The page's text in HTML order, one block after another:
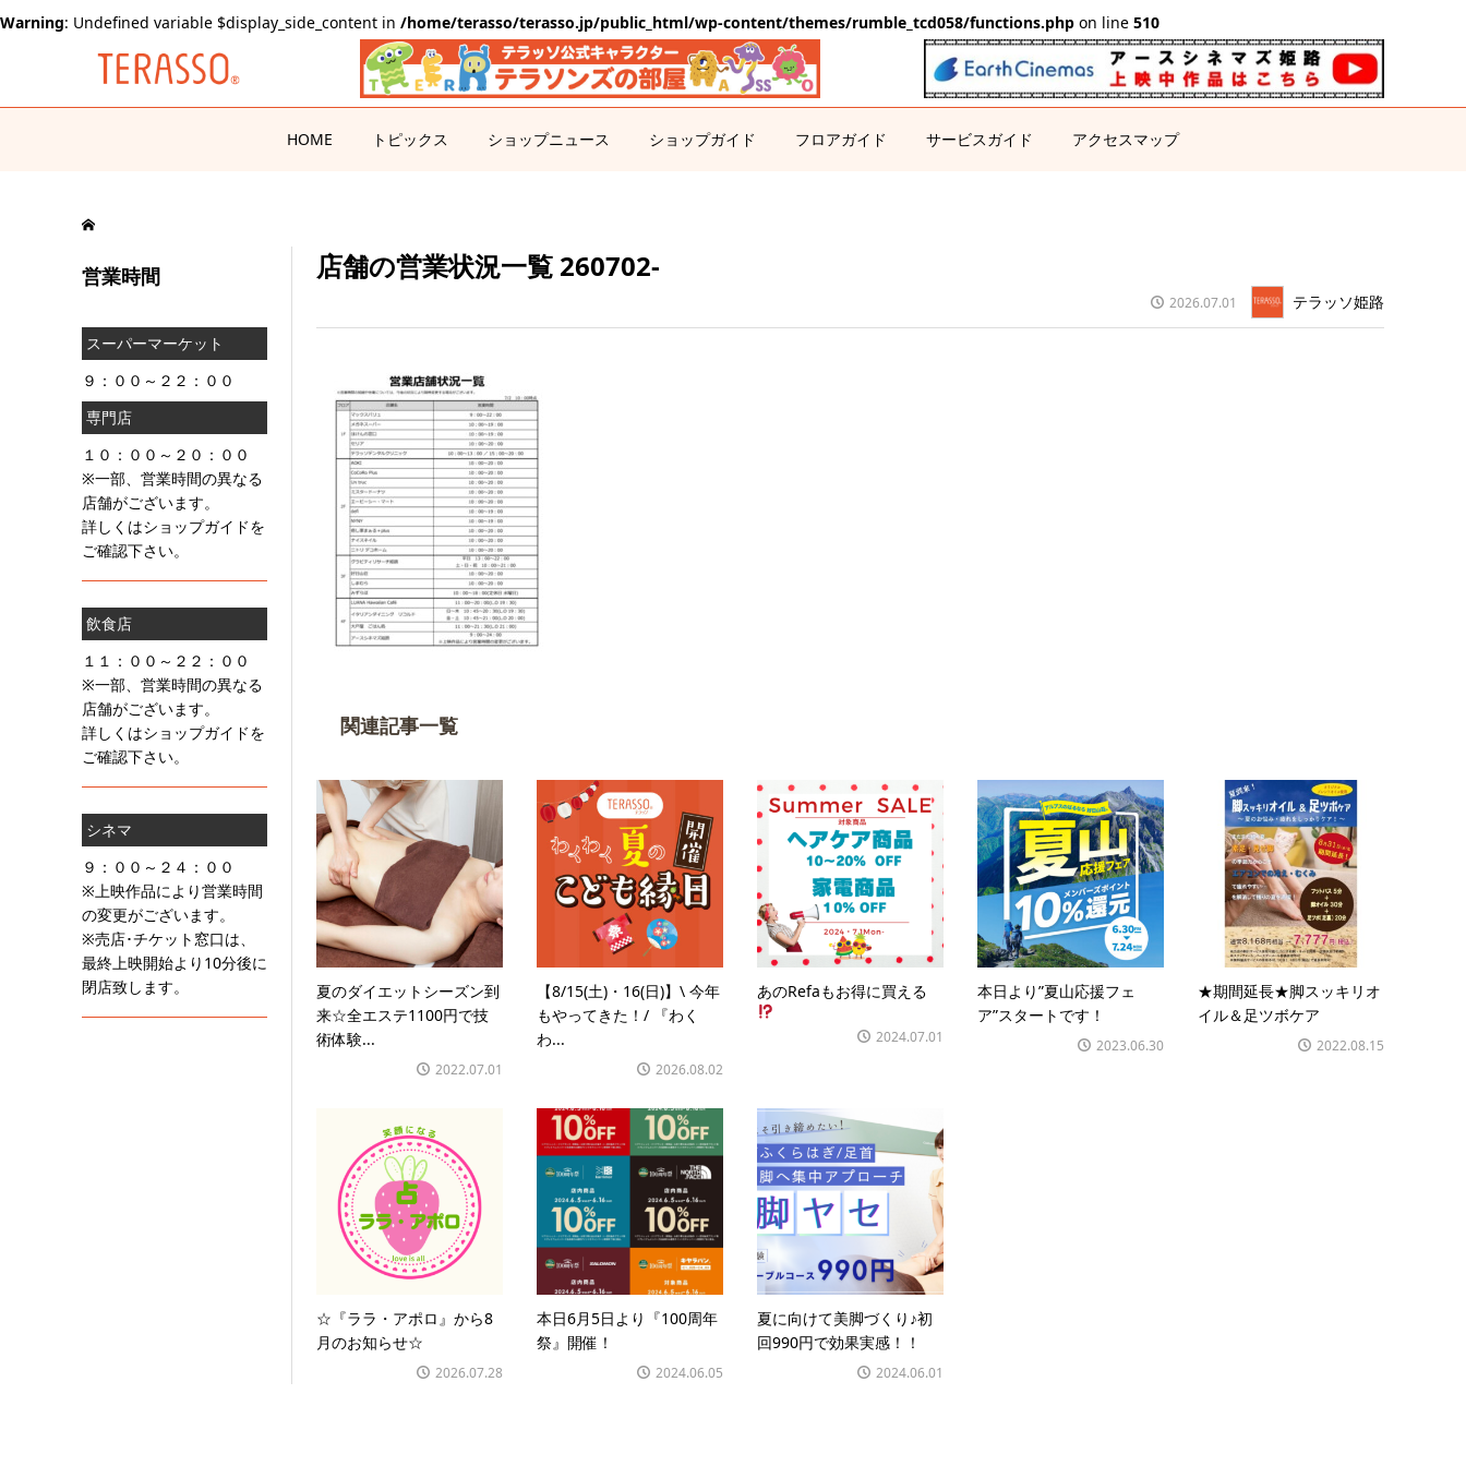
Warning: Undefined variable $display_side_content in /home/terasso/terasso.jp/public_html/wp-content/themes/rumble_tcd058/functions.php on line 510
HOME トピックス ショップニュース ショップガイド フロアガイド サービスガイド アクセスマップ
店舗の営業状況一覧 260702-
2026.07.01 テラッソ姫路
関連記事一覧
夏のダイエットシーズン到
来☆全エステ1100円で技
術体験...
2022.07.01
【8/15(土)・16(日)】\ 今年
もやってきた！/ 『わく
わ...
2026.08.02
あのRefaもお得に買える
2024.07.01
本日より”夏山応援フェ
ア”スタートです！
2023.06.30
★期間延長★脚スッキリオ
イル＆足ツボケア
2022.08.15
☆『ララ・アポロ』から8
月のお知らせ☆
2026.07.28
本日6月5日より『100周年
祭』開催！
2024.06.05
夏に向けて美脚づくり♪初
回990円で効果実感！！
2024.06.01
営業時間
スーパーマーケット
９：００～２２：００
専門店
１０：００～２０：００
※一部、営業時間の異なる
店舗がございます。
詳しくはショップガイドを
ご確認下さい。
飲食店
１１：００～２２：００
※一部、営業時間の異なる
店舗がございます。
詳しくはショップガイドを
ご確認下さい。
シネマ
９：００～２４：００
※上映作品により営業時間
の変更がございます。
※売店･チケット窓口は、
最終上映開始より10分後に
閉店致します。